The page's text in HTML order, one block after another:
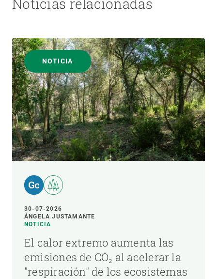
Noticias relacionadas
NOTICIA
30-07-2026
ÁNGELA JUSTAMANTE
NOTICIA
El calor extremo aumenta las
emisiones de CO₂ al acelerar la
"respiración" de los ecosistemas